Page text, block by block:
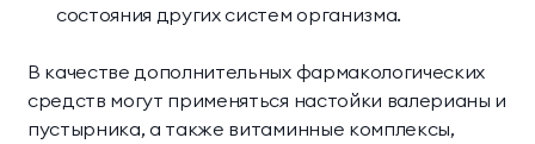
состояния других систем организма.
В качестве дополнительных фармакологических
средств могут применяться настойки валерианы и
пустырника, а также витаминные комплексы,